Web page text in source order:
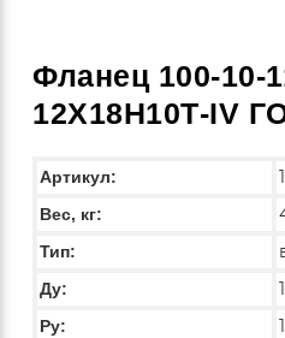
Фланец 100-10-
12Х18Н10Т-IV
Артикул:
Вес, кг:
Тип:
Ду:
Ру: